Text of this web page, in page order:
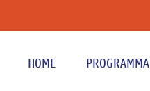
HOME PROGRAMMA